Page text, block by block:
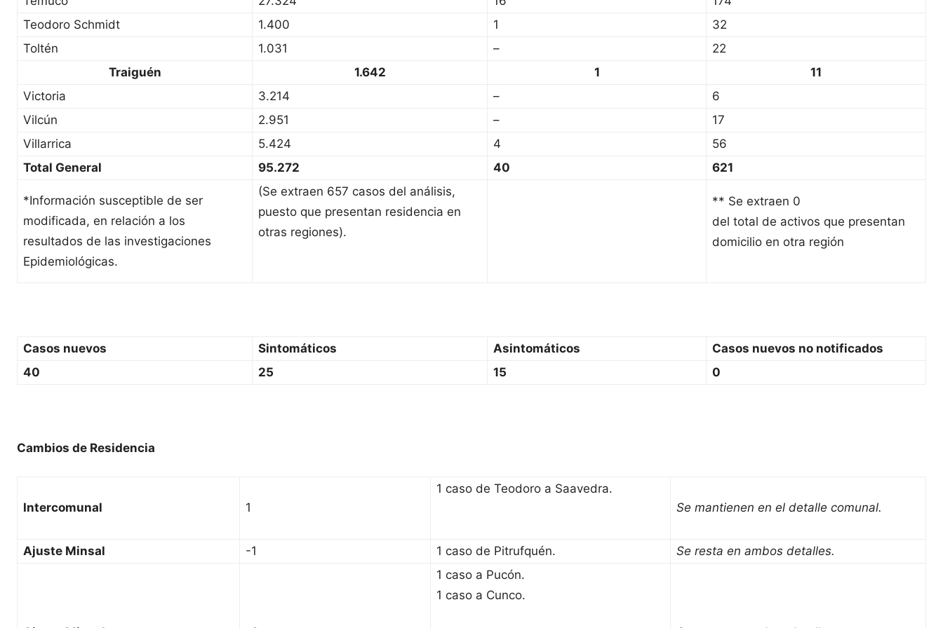
Teodoro Schmidt
1.400 1
32
Toltén
1.031 –
22
Traiguén
1.642 1
11
Victoria
3.214 –
6
Vilcún
2.951 –
17
Villarrica
5.424 4
56
Total General
95.272 40 621
*Información susceptible de ser
modificada, en relación a los
resultados de las investigaciones
Epidemiológicas.
(Se extraen 657 casos del análisis,
puesto que presentan residencia en
otras regiones).
** Se extraen 0
del total de activos que presentan
domicilio en otra región
Casos nuevos Sintomáticos Asintomáticos
Casos nuevos no notificados
40
25 15 0
Cambios de Residencia
Intercomunal 1
1 caso de Teodoro a Saavedra.
Se mantienen en el detalle comunal.
Ajuste Minsal -1 1 caso de Pitrufquén. Se resta en ambos detalles.
1 caso a Pucón.
1 caso a Cunco.